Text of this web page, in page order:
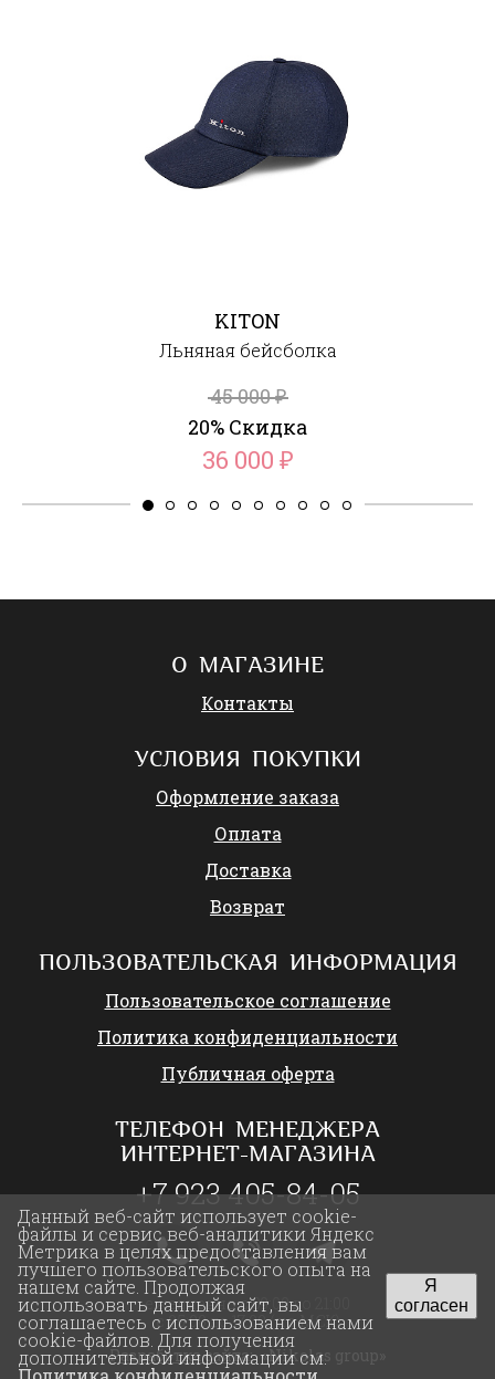
KITON
Льняная бейсболка
45 000₽
20% Скидка
36 000 ₽
О МАГАЗИНЕ
Контакты
УСЛОВИЯ ПОКУПКИ
Оформление заказа
Оплата
Доставка
Возврат
ПОЛЬЗОВАТЕЛЬСКАЯ ИНФОРМАЦИЯ
Пользовательское соглашение
Политика конфиденциальности
Публичная оферта
ТЕЛЕФОН МЕНЕДЖЕРА
ИНТЕРНЕТ-МАГАЗИНА
+7 923 405-84-05
ежедневно с 09:00 до 21:00
с 05:00 до 17:00 (по МСК)
Разработка сайта: «Nikolas group»
Данный веб-сайт использует cookie-
файлы и сервис веб-аналитики Яндекс
Метрика в целях предоставления вам
лучшего пользовательского опыта на
нашем сайте. Продолжая
использовать данный сайт, вы
соглашаетесь с использованием нами
cookie-файлов. Для получения
дополнительной информации см.
Я
согласен